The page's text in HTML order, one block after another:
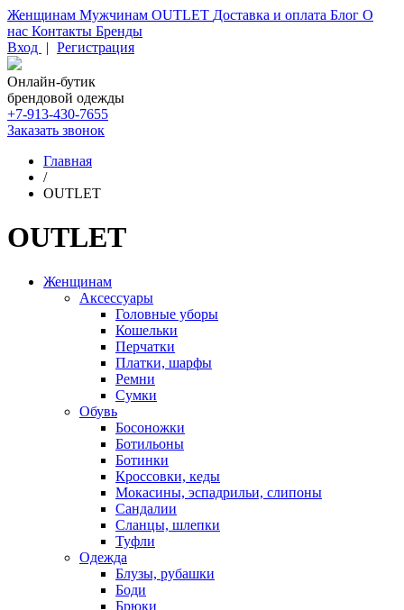
Женщинам Мужчинам OUTLET Доставка и оплата Блог О
нас Контакты Бренды
Вход | Регистрация
Онлайн-бутик
брендовой одежды
+7-913-430-7655
Заказать звонок
Главная
/
OUTLET
OUTLET
Женщинам
Аксессуары
Головные уборы
Кошельки
Перчатки
Платки, шарфы
Ремни
Сумки
Обувь
Босоножки
Ботильоны
Ботинки
Кроссовки, кеды
Мокасины, эспадрильи, слипоны
Сандалии
Сланцы, шлепки
Туфли
Одежда
Блузы, рубашки
Боди
Брюки